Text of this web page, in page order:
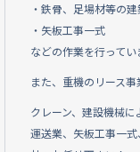
・鉄骨、足場材等の
・矢板工事一式
などの作業を行ってい
また、重機のリース事
クレーン、建設機械
運送業、矢板工事一